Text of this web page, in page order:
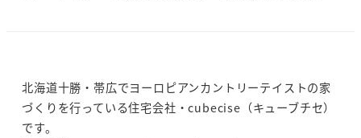
北海道十勝・帯広でヨーロピアンカントリーテイストの家
づくりを行っている住宅会社・cubecise（キューブチセ）
です。